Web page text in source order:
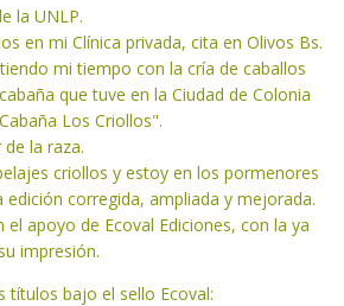
la UNLP.
en mi Clínica privada, cita en Olivos Bs.
mi tiempo con la cría de caballos
que tuve en la Ciudad de Colonia
Los Criollos".
la raza.
criollos y estoy en los pormenores
edición corregida, ampliada y mejorada.
apoyo de Ecoval Ediciones, con la ya
impresión.
títulos bajo el sello Ecoval: